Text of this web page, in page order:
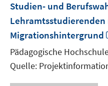
Studien- und
Migrationshintergrund
Pädagogische
Quelle: